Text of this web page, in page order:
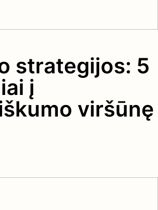
strategijos: 5
į
viršūnę